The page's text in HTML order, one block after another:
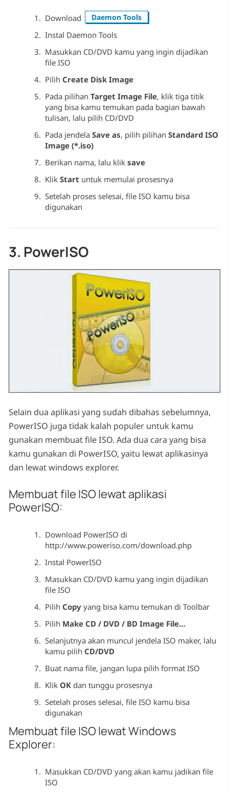
Download Daemon Tools
Instal Daemon Tools
Masukkan CD/DVD kamu yang ingin dijadikan
file ISO
Pilih Create Disk Image
Pada pilihan Target Image File, klik tiga titik
yang bisa kamu temukan pada bagian bawah
tulisan, lalu pilih CD/DVD
Pada jendela Save as, pilih pilihan Standard ISO
Image (*.iso)
Berikan nama, lalu klik save
Klik Start untuk memulai prosesnya
Setelah proses selesai, file ISO kamu bisa
digunakan
3. PowerISO
Selain dua aplikasi yang sudah dibahas sebelumnya,
PowerISO juga tidak kalah populer untuk kamu
gunakan membuat file ISO. Ada dua cara yang bisa
kamu gunakan di PowerISO, yaitu lewat aplikasinya
dan lewat windows explorer.
Membuat file ISO lewat aplikasi
PowerISO:
Download PowerISO di
http://www.poweriso.com/download.php
Instal PowerISO
Masukkan CD/DVD kamu yang ingin dijadikan
file ISO
Pilih Copyyang bisa kamu temukan di Toolbar
Pilih Make CD / DVD / BD Image File…
Selanjutnya akan muncul jendela ISO maker, lalu
kamu pilih CD/DVD
Buat nama file, jangan lupa pilih format ISO
Klik OKdan tunggu prosesnya
Setelah proses selesai, file ISO kamu bisa
digunakan
Membuat file ISO lewat Windows
Explorer:
Masukkan CD/DVD yang akan kamu jadikan file
ISO